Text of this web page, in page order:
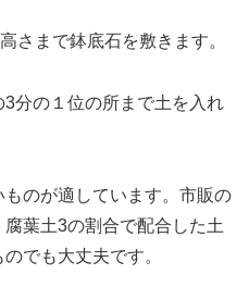
さまで鉢底石を敷きます。
分の１位の所まで土を入れ
のが適しています。市販の
葉土3の割合で配合した土
でも大丈夫です。